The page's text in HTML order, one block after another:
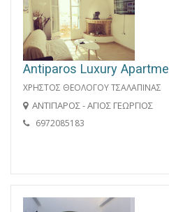
Antiparos Luxury
ΧΡΗΣΤΟΣ ΘΕΟΛΟΓΟΥ ΤΣΑΛΑΠΙΝΑΣ
ΑΝΤΙΠΑΡΟΣ - ΑΓΙΟΣ ΓΕΩΡΓΙΟΣ
6972085183